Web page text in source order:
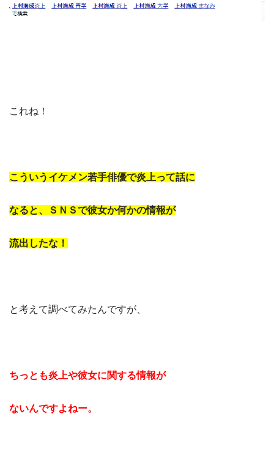
これね！
こういうイケメン若手俳優で炎上って話に
なると、ＳＮＳで彼女か何かの情報が
流出したな！
と考えて調べてみたんですが、
ちっとも炎上や彼女に関する情報が
ないんですよねー。